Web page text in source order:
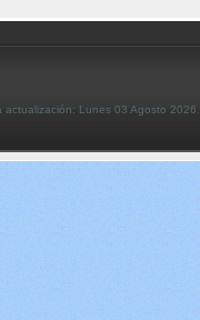
actualización: Lunes 03 Agosto 2026.